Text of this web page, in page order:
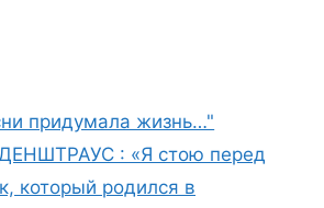
придумала жизнь…"
: «Я стою перед
который родился в